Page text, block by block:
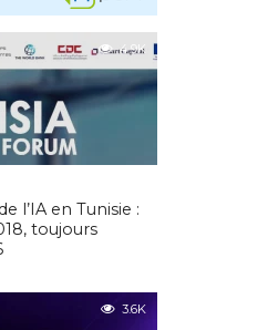
4.9K
l’IA en Tunisie :
toujours
3.6K